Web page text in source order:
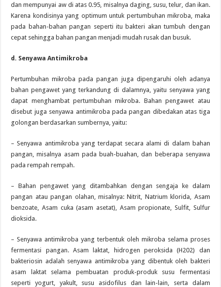
dan mempunyai aw di atas 0.95, misalnya daging, susu, telur, dan ikan.
Karena kondisinya yang optimum untuk pertumbuhan mikroba, maka
pada bahan-bahan pangan seperti itu bakteri akan tumbuh dengan
cepat sehingga bahan pangan menjadi mudah rusak dan busuk.
d. Senyawa Antimikroba
Pertumbuhan mikroba pada pangan juga dipengaruhi oleh adanya
bahan pengawet yang terkandung di dalamnya, yaitu senyawa yang
dapat menghambat pertumbuhan mikroba. Bahan pengawet atau
disebut juga senyawa antimikroba pada pangan dibedakan atas tiga
golongan berdasarkan sumbernya, yaitu:
– Senyawa antimikroba yang terdapat secara alami di dalam bahan
pangan, misalnya asam pada buah-buahan, dan beberapa senyawa
pada rempah rempah.
– Bahan pengawet yang ditambahkan dengan sengaja ke dalam
pangan atau pangan olahan, misalnya: Nitrit, Natrium klorida, Asam
benzoate, Asam cuka (asam asetat), Asam propionate, Sulfit, Sulfur
dioksida.
– Senyawa antimikroba yang terbentuk oleh mikroba selama proses
fermentasi pangan. Asam laktat, hidrogen peroksida (H202) dan
bakteriosin adalah senyawa antimikroba yang dibentuk oleh bakteri
asam laktat selama pembuatan produk-produk susu fermentasi
seperti yogurt, yakult, susu asidofilus dan lain-lain, serta dalam